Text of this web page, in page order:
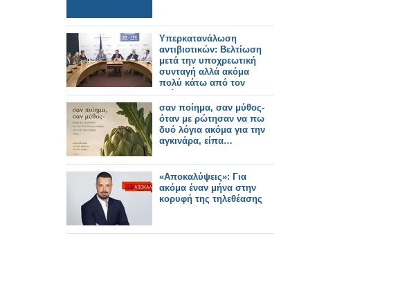
Υπερκατανάλωση
αντιβιοτικών: Βελτίωση
μετά την υποχρεωτική
συνταγή αλλά ακόμα
πολύ κάτω από τον
στόχο!
σαν ποίημα, σαν μύθος-
όταν με ρώτησαν να πω
δυό λόγια ακόμα για την
αγκινάρα, είπα…
«Αποκαλύψεις»: Για
ακόμα έναν μήνα στην
κορυφή της τηλεθέασης